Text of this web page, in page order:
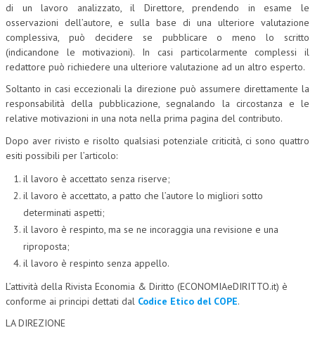
HUMAN RESOURCES
RISORSE UMANE
TREASURY IN FINANCIAL SERVICES
RISK MANAGEMENT
SVILUPPO SOSTENIBILE
L’UMANISTA
DIRITTO
DIRITTO PENALE D’IMPRESA
DIRITTO DEL LAVORO
DIRITTO DELLE IMPRESE IN CRISI
di un lavoro analizzato, il Direttore, prendendo in esame le
osservazioni dell’autore, e sulla base di una ulteriore valutazione
complessiva, può decidere se pubblicare o meno lo scritto
(indicandone le motivazioni). In casi particolarmente complessi il
redattore può richiedere una ulteriore valutazione ad un altro esperto.
Soltanto in casi eccezionali la direzione può assumere direttamente la
responsabilità della pubblicazione, segnalando la circostanza e le
relative motivazioni in una nota nella prima pagina del contributo.
Dopo aver rivisto e risolto qualsiasi potenziale criticità, ci sono quattro
esiti possibili per l’articolo:
il lavoro è accettato senza riserve;
il lavoro è accettato, a patto che l’autore lo migliori sotto
determinati aspetti;
il lavoro è respinto, ma se ne incoraggia una revisione e una
riproposta;
il lavoro è respinto senza appello.
L’attività della Rivista Economia & Diritto (ECONOMIAeDIRITTO.it) è
conforme ai principi dettati dal Codice Etico del COPE.
LA DIREZIONE